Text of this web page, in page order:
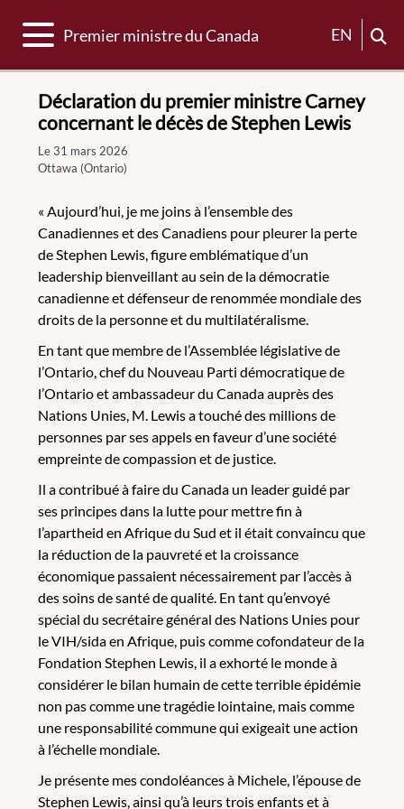
Basculer la navigation
Premier ministre du Canada EN
Déclaration du premier ministre Carney
concernant le décès de Stephen Lewis
Le 31 mars 2026
Ottawa (Ontario)
« Aujourd’hui, je me joins à l’ensemble des
Canadiennes et des Canadiens pour pleurer la perte
de Stephen Lewis, figure emblématique d’un
leadership bienveillant au sein de la démocratie
canadienne et défenseur de renommée mondiale des
droits de la personne et du multilatéralisme.
En tant que membre de l’Assemblée législative de
l’Ontario, chef du Nouveau Parti démocratique de
l’Ontario et ambassadeur du Canada auprès des
Nations Unies, M. Lewis a touché des millions de
personnes par ses appels en faveur d’une société
empreinte de compassion et de justice.
Il a contribué à faire du Canada un leader guidé par
ses principes dans la lutte pour mettre fin à
l’apartheid en Afrique du Sud et il était convaincu que
la réduction de la pauvreté et la croissance
économique passaient nécessairement par l’accès à
des soins de santé de qualité. En tant qu’envoyé
spécial du secrétaire général des Nations Unies pour
le VIH/sida en Afrique, puis comme cofondateur de la
Fondation Stephen Lewis, il a exhorté le monde à
considérer le bilan humain de cette terrible épidémie
non pas comme une tragédie lointaine, mais comme
une responsabilité commune qui exigeait une action
à l’échelle mondiale.
Je présente mes condoléances à Michele, l’épouse de
Stephen Lewis, ainsi qu’à leurs trois enfants et à